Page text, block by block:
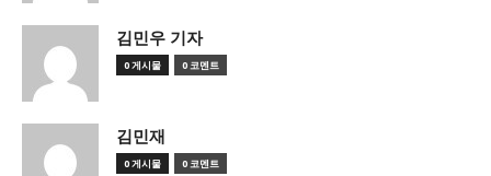
김민우 기자
0 게시물 0 코멘트
김민재
0 게시물 0 코멘트